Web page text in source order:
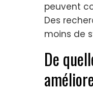
peuvent
Des
moins de
De